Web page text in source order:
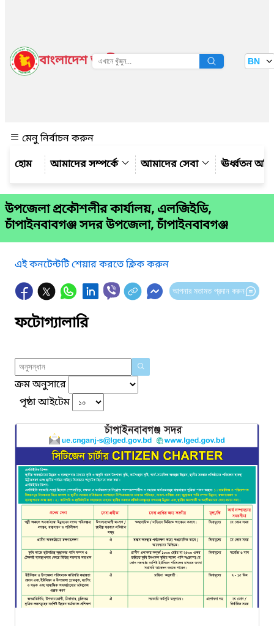
বাংলাদেশ জাতীয় তথ্য বাতায়ন BN
মেনু নির্বাচন করুন
আমাদের সম্পর্কে
আমাদের সেবা ঊর্ধ্বতন
উপজেলা প্রকৌশলীর কার্যালয়, এলজিইডি,
চাঁপাইনবাবগঞ্জ সদর উপজেলা, চাঁপাইনবাবগঞ্জ
এই কনটেন্টটি শেয়ার করতে ক্লিক করুন
আপনার মতামত প্রদান করুন
ফটোগ্যালারি
ক্রম অনুসারে
পৃষ্ঠা আইটেম